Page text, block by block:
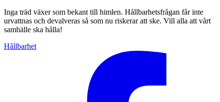
Inga träd växer som bekant till himlen. Hållbarhets­frågan får inte
urvattnas och devalveras så som nu riskerar att ske. Vill alla att vårt
samhälle ska hålla!
Hållbarhet